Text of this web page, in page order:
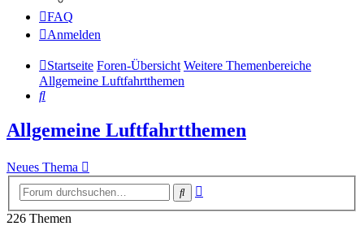
FAQ
Anmelden
Startseite Foren-Übersicht Weitere Themenbereiche
Allgemeine Luftfahrtthemen
Suche
Allgemeine Luftfahrtthemen
Neues Thema
Suche
226 Themen